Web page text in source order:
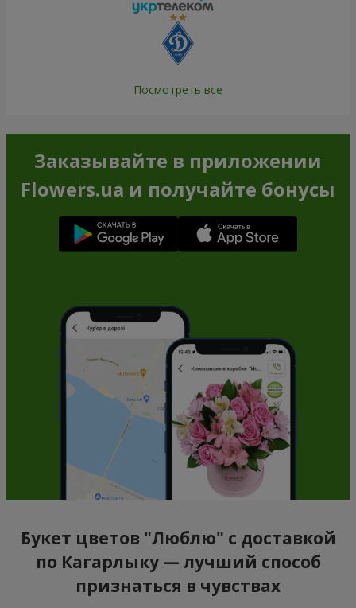
Посмотреть все
Заказывайте в приложении
Flowers.ua и получайте бонусы
Букет цветов "Люблю" с доставкой
по Кагарлыку — лучший способ
признаться в чувствах